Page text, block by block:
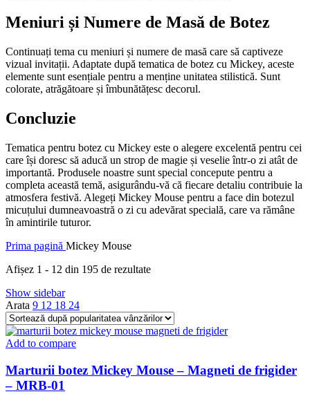
Meniuri și Numere de Masă de Botez
Continuați tema cu meniuri și numere de masă care să captiveze
vizual invitații. Adaptate după tematica de botez cu Mickey, aceste
elemente sunt esențiale pentru a menține unitatea stilistică. Sunt
colorate, atrăgătoare și îmbunătățesc decorul.
Concluzie
Tematica pentru botez cu Mickey este o alegere excelentă pentru cei
care își doresc să aducă un strop de magie și veselie într-o zi atât de
importantă. Produsele noastre sunt special concepute pentru a
completa această temă, asigurându-vă că fiecare detaliu contribuie la
atmosfera festivă. Alegeți Mickey Mouse pentru a face din botezul
micuțului dumneavoastră o zi cu adevărat specială, care va rămâne
în amintirile tuturor.
Prima pagină Mickey Mouse
Afișez 1 - 12 din 195 de rezultateSortat
Show sidebar
Arata 9 12 18 24
Add to compare
Marturii botez Mickey Mouse – Magneti de frigider
– MRB-01